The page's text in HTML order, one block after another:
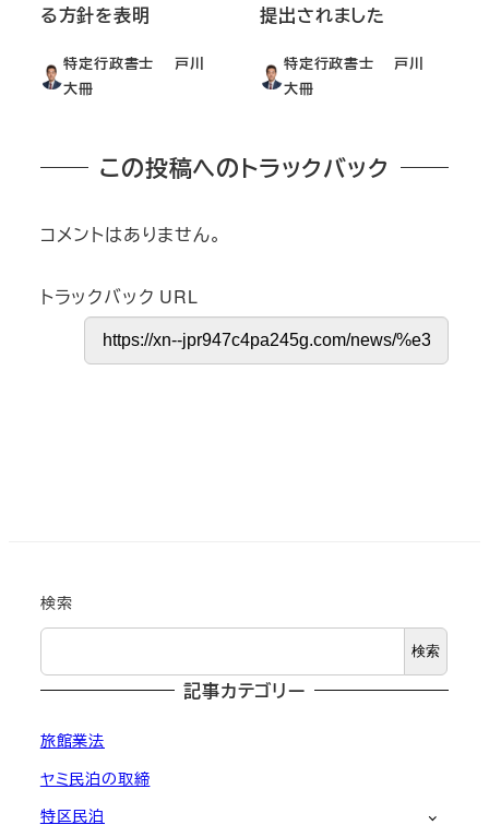
る方針を表明
特定行政書士 戸川
大冊
提出されました
特定行政書士 戸川
大冊
この投稿へのトラックバック
コメントはありません。
トラックバック URL
検索
検索
記事カテゴリー
旅館業法
ヤミ民泊の取締
特区民泊